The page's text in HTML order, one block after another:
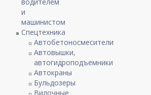
и
машинистом
Спецтехника
Автобетоносмесители
Автовышки,
автогидроподъемники
Автокраны
Бульдозеры
Вилочные